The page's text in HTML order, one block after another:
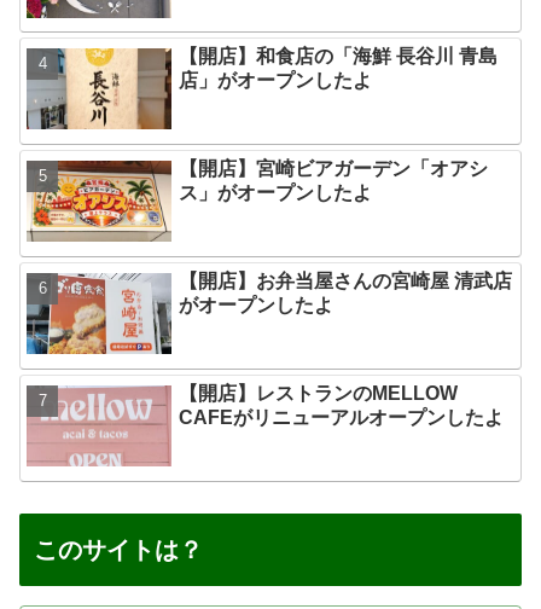
【開店】和食店の「海鮮 長谷川 青島
店」がオープンしたよ
【開店】宮崎ビアガーデン「オアシ
ス」がオープンしたよ
【開店】お弁当屋さんの宮崎屋 清武店
がオープンしたよ
【開店】レストランのMELLOW
CAFEがリニューアルオープンしたよ
このサイトは？